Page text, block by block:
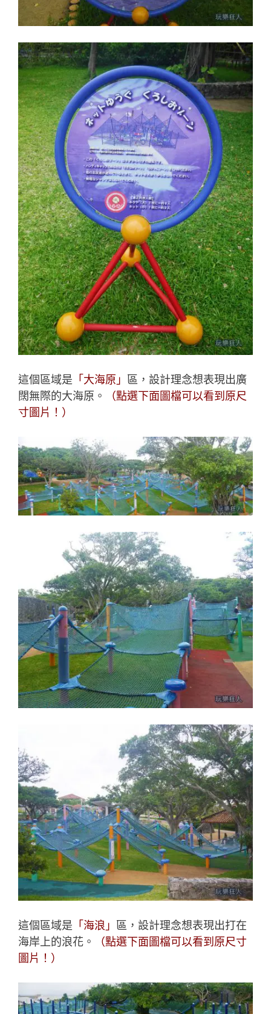
這個區域是 「大海原」 區，設計理念想表現出廣
闊無際的大海原。
（點選下面圖檔可以看到原尺
寸圖片！）
這個區域是 「海浪」 區，設計理念想表現出打在
海岸上的浪花。
（點選下面圖檔可以看到原尺寸
圖片！）